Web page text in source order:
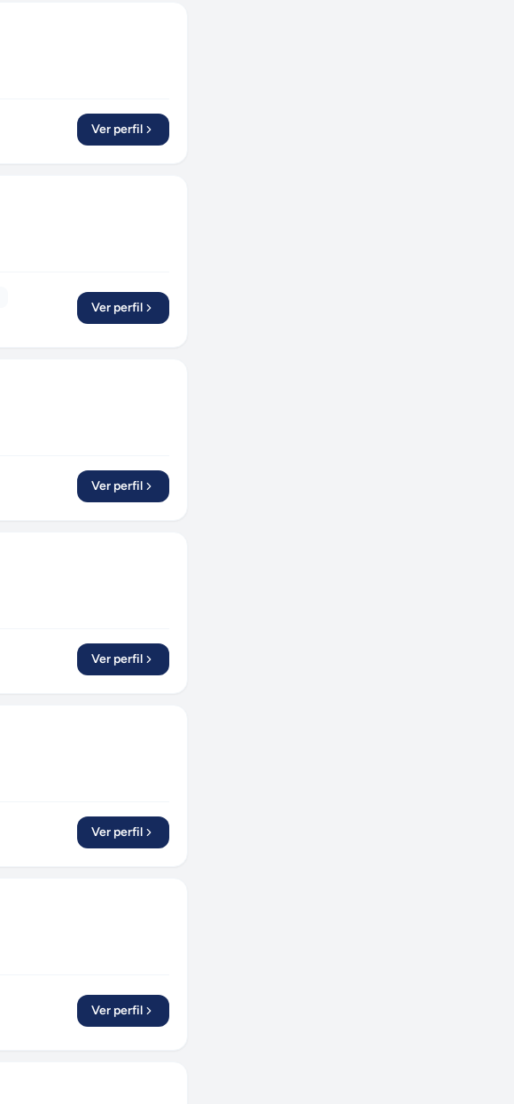
Ver perfil
Ver perfil
Ver perfil
Ver perfil
Ver perfil
Ver perfil